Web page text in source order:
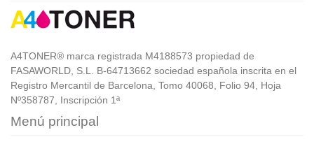
A4TONER® marca registrada M4188573 propiedad de
FASAWORLD, S.L. B-64713662 sociedad española inscrita en el
Registro Mercantil de Barcelona, Tomo 40068, Folio 94, Hoja
Nº358787, Inscripción 1ª
Menú principal